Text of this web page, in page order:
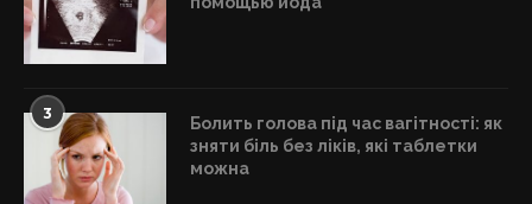
3
Болить голова під час вагітності: як
зняти біль без ліків, які таблетки
можна